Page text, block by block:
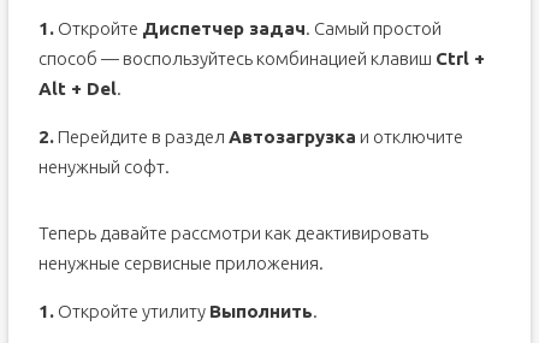
1.Откройте Диспетчер задач. Самый простой
способ — воспользуйтесь комбинацией клавиш Ctrl +
Alt + Del.
2.Перейдите в раздел Автозагрузка и отключите
ненужный софт.
Теперь давайте рассмотри как деактивировать
ненужные сервисные приложения.
1.Откройте утилиту Выполнить.